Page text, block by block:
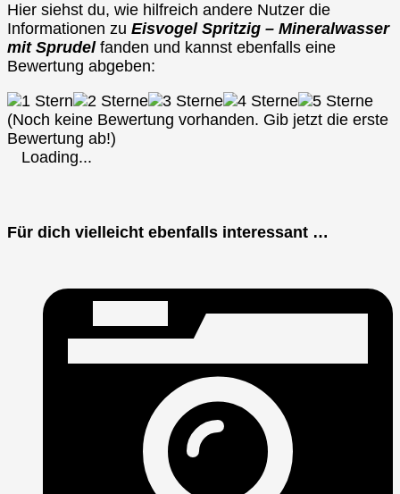
Hier siehst du, wie hilfreich andere Nutzer die
Informationen zu Eisvogel Spritzig – Mineralwasser
mit Sprudelfanden und kannst ebenfalls eine
Bewertung abgeben:
(Noch keine Bewertung vorhanden. Gib jetzt die erste
Bewertung ab!)
Loading...
Für dich vielleicht ebenfalls interessant …